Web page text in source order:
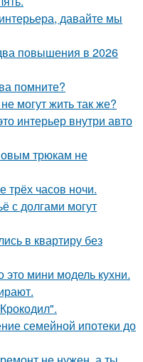
давайте мы
повышения в 2026
помните?
могут жить так же?
интерьер внутри авто
трюкам не
часов ночи.
с долгами могут
в квартиру без
это мини модель кухни.
семейной ипотеки до